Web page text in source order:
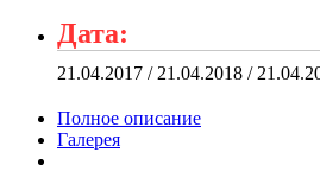
Дата:
21.04.2017 / 21.04.2018 /
Полное описание
Галерея